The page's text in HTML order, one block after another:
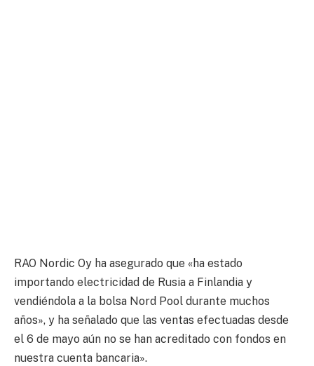
RAO Nordic Oy ha asegurado que «ha estado
importando electricidad de Rusia a Finlandia y
vendiéndola a la bolsa Nord Pool durante muchos
años», y ha señalado que las ventas efectuadas desde
el 6 de mayo aún no se han acreditado con fondos en
nuestra cuenta bancaria».